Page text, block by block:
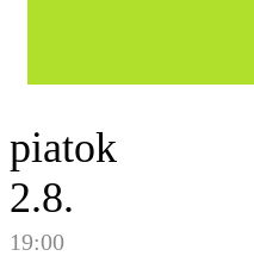
piatok
2.8.
19:00